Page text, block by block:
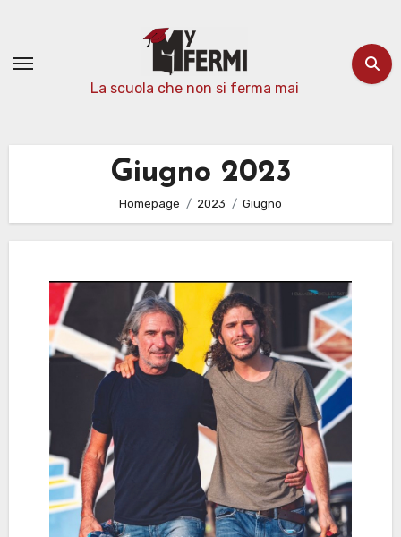
contenuto
La scuola che non si ferma mai
Giugno 2023
Homepage 2023 Giugno